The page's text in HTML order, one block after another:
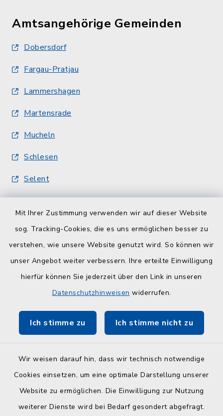
Mit Ihrer Zustimmung verwenden wir auf dieser Website
sog. Tracking-Cookies, die es uns ermöglichen besser zu
verstehen, wie unsere Website genutzt wird. So können wir
unser Angebot weiter verbessern. Ihre erteilte Einwilligung
hierfür können Sie jederzeit über den Link in unseren
Datenschutzhinweisen widerrufen.
Ich stimme zu Ich stimme nicht zu
Wir weisen darauf hin, dass wir technisch notwendige
Cookies einsetzen, um eine optimale Darstellung unserer
Website zu ermöglichen. Die Einwilligung zur Nutzung
weiterer Dienste wird bei Bedarf gesondert abgefragt.
Amtsangehörige Gemeinden
Dobersdorf
Fargau-Pratjau
Lammershagen
Martensrade
Mucheln
Schlesen
Selent
Quicklinks
Serviceportal Schleswig-Holstein
ZuFiSH
Am Selent/Schlesen MapOne